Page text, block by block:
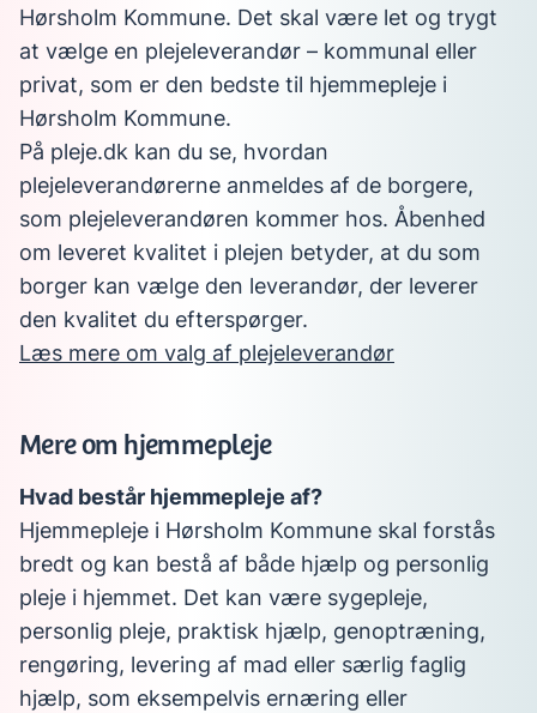
Hørsholm Kommune. Det skal være let og trygt
at vælge en plejeleverandør – kommunal eller
privat, som er den bedste til hjemmepleje i
Hørsholm Kommune.
På pleje.dk kan du se, hvordan
plejeleverandørerne anmeldes af de borgere,
som plejeleverandøren kommer hos. Åbenhed
om leveret kvalitet i plejen betyder, at du som
borger kan vælge den leverandør, der leverer
den kvalitet du efterspørger.
Læs mere om valg af plejeleverandør
Mere om hjemmepleje
Hvad består hjemmepleje af?
Hjemmepleje i Hørsholm Kommune skal forstås
bredt og kan bestå af både hjælp og personlig
pleje i hjemmet. Det kan være sygepleje,
personlig pleje, praktisk hjælp, genoptræning,
rengøring, levering af mad eller særlig faglig
hjælp, som eksempelvis ernæring eller